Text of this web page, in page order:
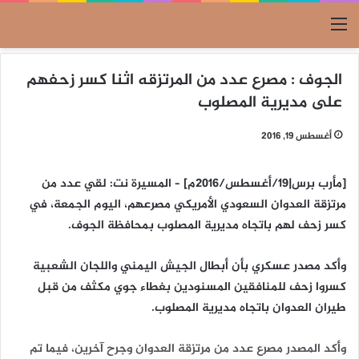
القائمة
الجوف : مصرع عدد من المرتزقه اثنا كسر زحفهم
على مديرية المصلوب
أغسطس 19, 2016
[مأرب برس|19/أغسطس/2016م] – المسيرة نت: لقي عدد من
مرتزقة العدوان السعودي الأمريكي مصرعهم، اليوم الجمعة، في
كسر زحف لهم باتجاه مديرية المصلوب بمحافظة الجوف.
وأكد مصدر عسكري بأن أبطال الجيش اليمني واللجان الشعبية
كسروا زحف للمنافقين المسنودين بغطاء جوي مكثف من قبل
طيران العدوان باتجاه مديرية المصلوب.
وأكد المصدر مصرع عدد من مرتزقة العدوان وجرح آخرين، فيما تم